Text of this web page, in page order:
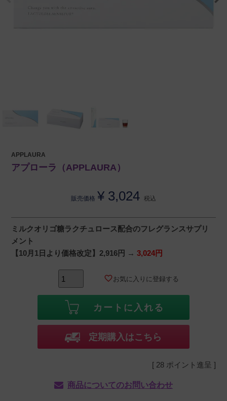
APPLAURA
アプローラ（APPLAURA）
販売価格 ¥ 3,024 税込
ミルクオリゴ糖ラクチュロース配合のフレグランスサプリ
メント
【10月1日より価格改定】2,916円 →3,024円
お気に入りに登録する
カートに入れる
定期購入はこちら
[ 28 ポイント進呈 ]
商品についてのお問い合わせ